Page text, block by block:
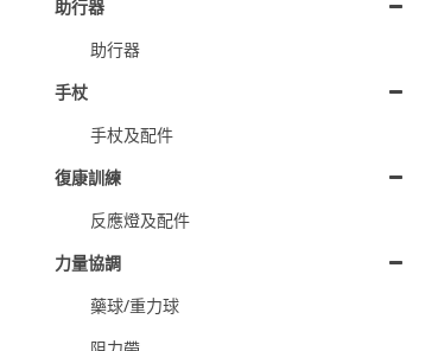
助行器
助行器
手杖
手杖及配件
復康訓練
反應燈及配件
力量協調
藥球/重力球